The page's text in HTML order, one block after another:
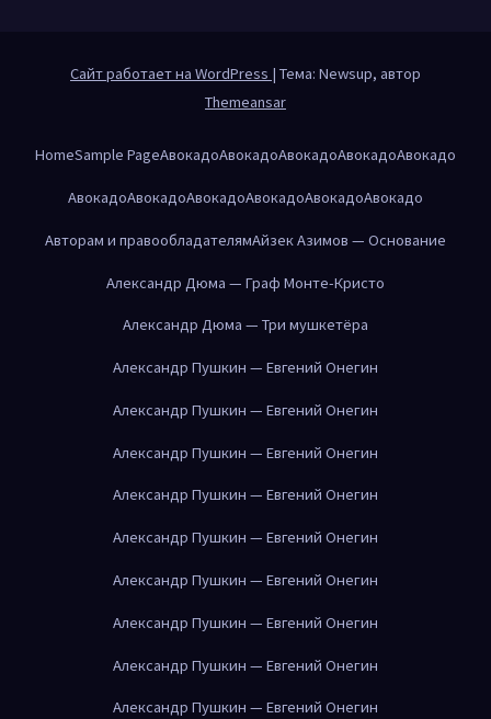
Сайт работает на WordPress | Тема: Newsup, автор
Themeansar
HomeSample PageАвокадоАвокадоАвокадоАвокадоАвокадо
АвокадоАвокадоАвокадоАвокадоАвокадоАвокадо
Авторам и правообладателямАйзек Азимов — Основание
Александр Дюма — Граф Монте-Кристо
Александр Дюма — Три мушкетёра
Александр Пушкин — Евгений Онегин
Александр Пушкин — Евгений Онегин
Александр Пушкин — Евгений Онегин
Александр Пушкин — Евгений Онегин
Александр Пушкин — Евгений Онегин
Александр Пушкин — Евгений Онегин
Александр Пушкин — Евгений Онегин
Александр Пушкин — Евгений Онегин
Александр Пушкин — Евгений Онегин